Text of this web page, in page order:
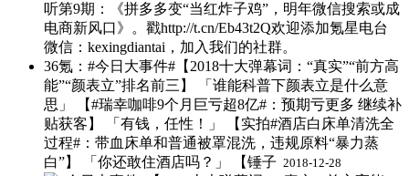
36氪：#今日大事件#【2018十大弹幕词：“真实”“前方高
能”“颜表立”排名前三】 「谁能科普下颜表立是什么意
思」 【#瑞幸咖啡9个月巨亏超8亿#：预期亏更多 继续补
贴获客】 「有钱，任性！」 【实拍#酒店白床单清洗全
过程#：带血床单和普通被罩混洗，违规原料“暴力蒸
白”】 「你还敢住酒店吗？」 【锤子 ​ 2018-12-28